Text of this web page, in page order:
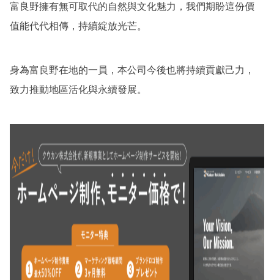
富良野擁有無可取代的自然與文化魅力，我們期盼這份價
值能代代相傳，持續綻放光芒。
身為富良野在地的一員，本公司今後也將持續貢獻己力，
致力推動地區活化與永續發展。